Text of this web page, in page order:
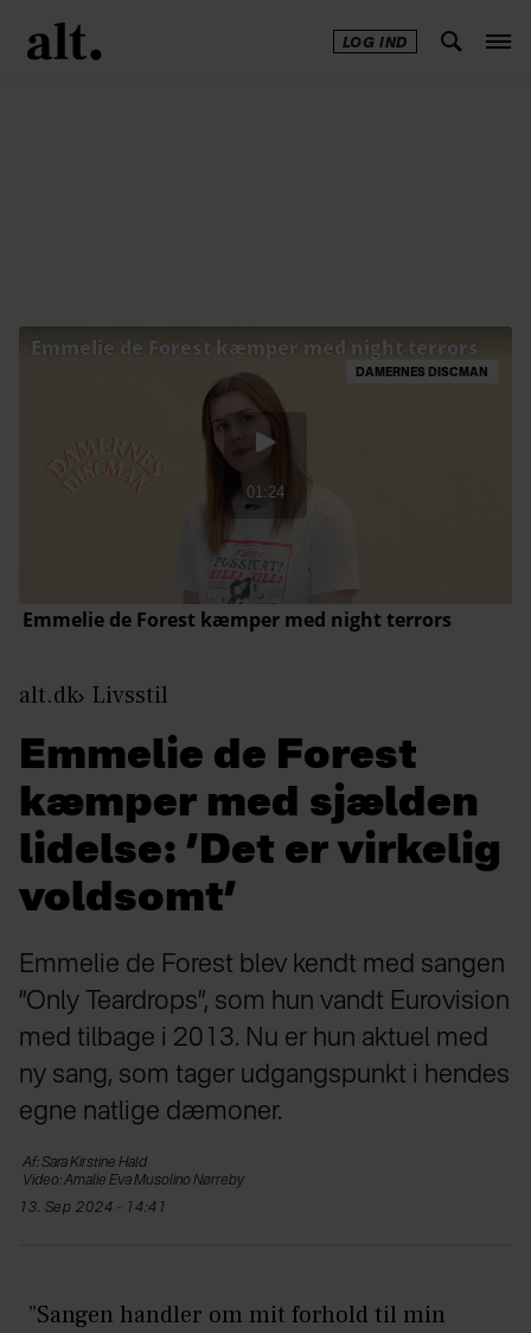
LOG IND
DAMERNES DISCMAN
alt.dk Livsstil
Emmelie de Forest
kæmper med sjælden
lidelse: ’Det er virkelig
voldsomt’
Emmelie de Forest blev kendt med sangen
”Only Teardrops”, som hun vandt Eurovision
med tilbage i 2013. Nu er hun aktuel med
ny sang, som tager udgangspunkt i hendes
egne natlige dæmoner.
Af: Sara Kirstine Hald
Video: Amalie Eva Musolino Nørreby
13. Sep 2024 - 14:41
”Sangen handler om mit forhold til min